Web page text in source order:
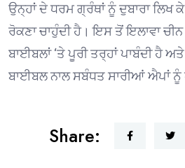
ਉਨ੍ਹਾਂ ਦੇ ਧਰਮ ਗ੍ਰੰਥਾਂ ਨੂੰ ਦੁਬਾਰਾ
ਰੋਕਣਾ ਚਾਹੁੰਦੀ ਹੈ। ਇਸ ਤੋਂ ਇਲਾਵਾ
ਬਾਈਬਲਾਂ ‘ਤੇ ਪੂਰੀ ਤਰ੍ਹਾਂ ਪਾਬੰਦੀ ਹੈ
ਬਾਈਬਲ ਨਾਲ ਸਬੰਧਤ ਸਾਰੀਆਂ ਐਪਾਂ ਨੂੰ
Share: